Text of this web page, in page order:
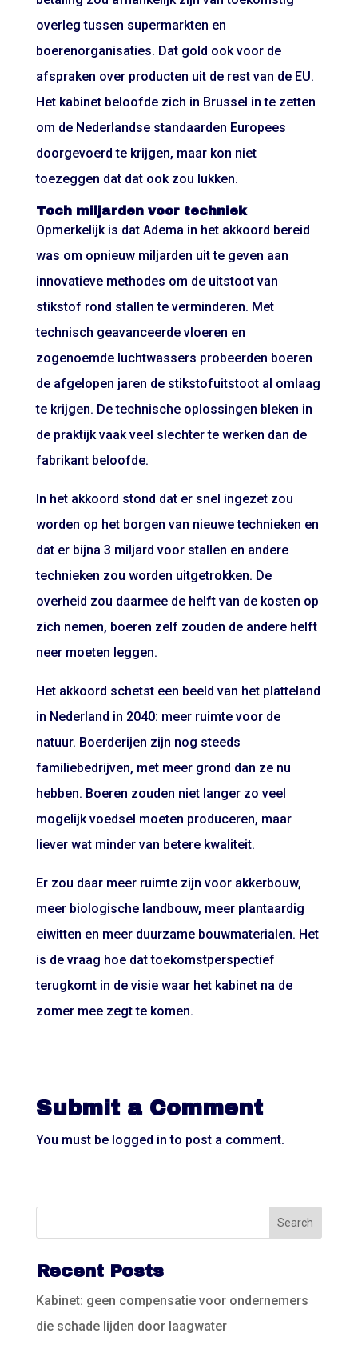
overleg tussen supermarkten en
boerenorganisaties. Dat gold ook voor de
afspraken over producten uit de rest van de EU.
Het kabinet beloofde zich in Brussel in te zetten
om de Nederlandse standaarden Europees
doorgevoerd te krijgen, maar kon niet
toezeggen dat dat ook zou lukken.
Toch miljarden voor techniek
Opmerkelijk is dat Adema in het akkoord bereid
was om opnieuw miljarden uit te geven aan
innovatieve methodes om de uitstoot van
stikstof rond stallen te verminderen. Met
technisch geavanceerde vloeren en
zogenoemde luchtwassers probeerden boeren
de afgelopen jaren de stikstofuitstoot al omlaag
te krijgen. De technische oplossingen bleken in
de praktijk vaak veel slechter te werken dan de
fabrikant beloofde.
In het akkoord stond dat er snel ingezet zou
worden op het borgen van nieuwe technieken en
dat er bijna 3 miljard voor stallen en andere
technieken zou worden uitgetrokken. De
overheid zou daarmee de helft van de kosten op
zich nemen, boeren zelf zouden de andere helft
neer moeten leggen.
Het akkoord schetst een beeld van het platteland
in Nederland in 2040: meer ruimte voor de
natuur. Boerderijen zijn nog steeds
familiebedrijven, met meer grond dan ze nu
hebben. Boeren zouden niet langer zo veel
mogelijk voedsel moeten produceren, maar
liever wat minder van betere kwaliteit.
Er zou daar meer ruimte zijn voor akkerbouw,
meer biologische landbouw, meer plantaardig
eiwitten en meer duurzame bouwmaterialen. Het
is de vraag hoe dat toekomstperspectief
terugkomt in de visie waar het kabinet na de
zomer mee zegt te komen.
Submit a Comment
You must be logged in to post a comment.
Recent Posts
Kabinet: geen compensatie voor ondernemers
die schade lijden door laagwater